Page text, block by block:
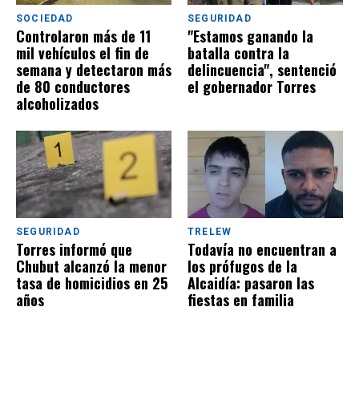
SOCIEDAD
Controlaron más de 11
mil vehículos el fin de
semana y detectaron más
de 80 conductores
alcoholizados
SEGURIDAD
"Estamos ganando la
batalla contra la
delincuencia", sentenció
el gobernador Torres
SEGURIDAD
Torres informó que
Chubut alcanzó la menor
tasa de homicidios en 25
años
TRELEW
Todavía no encuentran a
los prófugos de la
Alcaidía: pasaron las
fiestas en familia